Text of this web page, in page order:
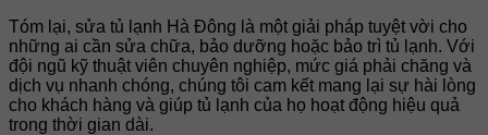
Tóm lại, sửa tủ lạnh Hà Đông là một giải pháp tuyệt vời cho
những ai cần sửa chữa, bảo dưỡng hoặc bảo trì tủ lạnh. Với
đội ngũ kỹ thuật viên chuyên nghiệp, mức giá phải chăng và
dịch vụ nhanh chóng, chúng tôi cam kết mang lại sự hài lòng
cho khách hàng và giúp tủ lạnh của họ hoạt động hiệu quả
trong thời gian dài.